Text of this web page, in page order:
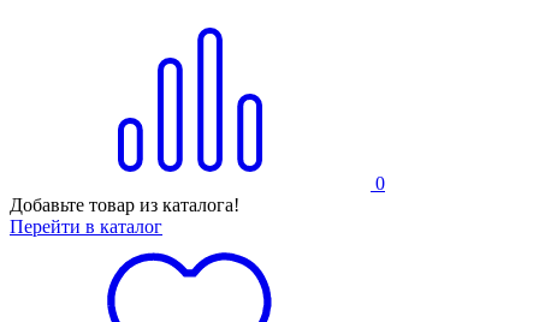
0
Добавьте товар из каталога!
Перейти в каталог